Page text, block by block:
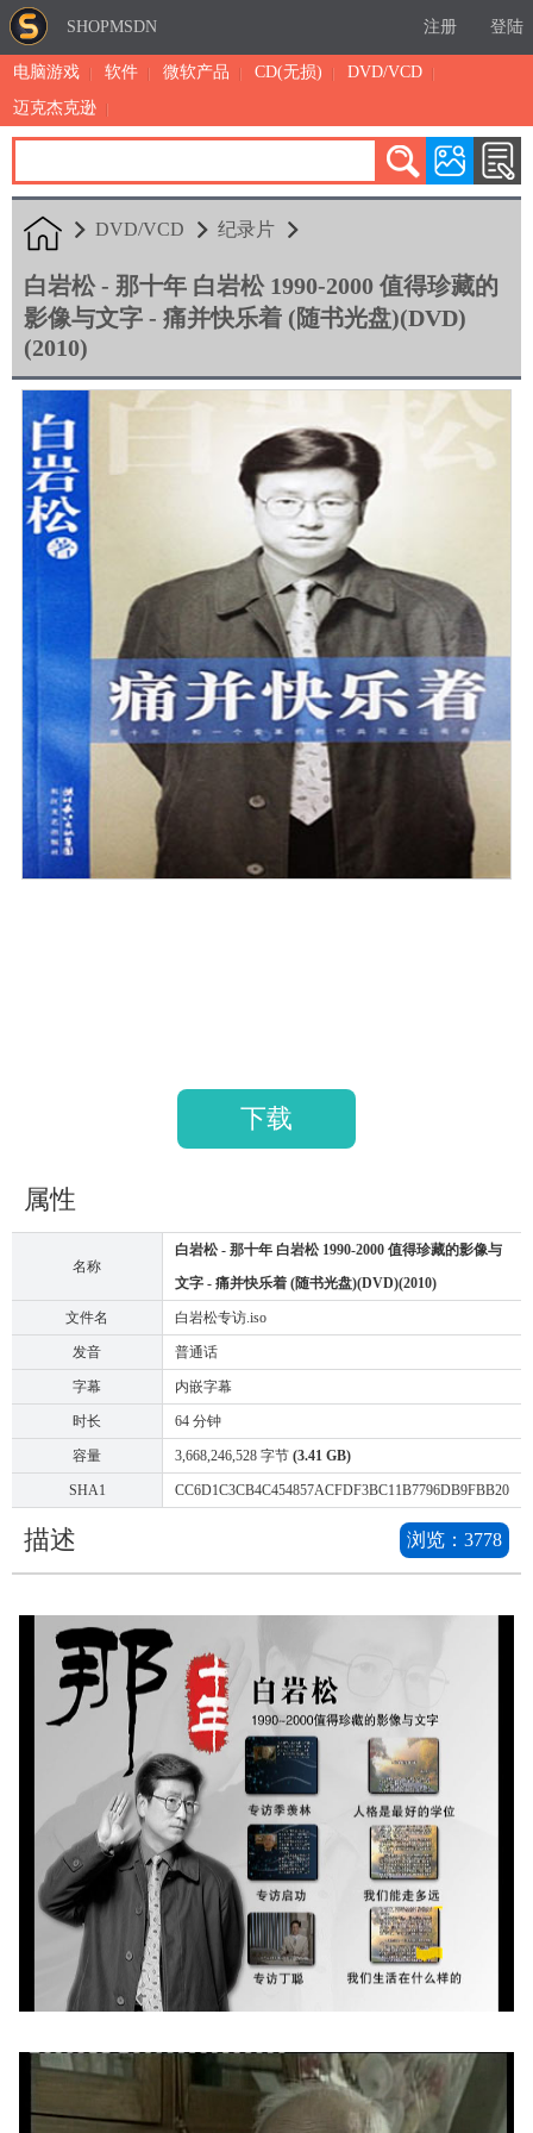
SHOPMSDN 注册 登陆
电脑游戏 软件 微软产品 CD(无损)
DVD/VCD
迈克杰克逊
累计注册：4879
DVD/VCD 纪录片
白岩松 - 那十年 白岩松 1990-2000 值得珍藏的
影像与文字 - 痛并快乐着 (随书光盘)(DVD)
(2010)
下载
属性
名称
白岩松 - 那十年 白岩松 1990-2000 值得珍藏的影像与
文字 - 痛并快乐着 (随书光盘)(DVD)(2010)
文件名 白岩松专访.iso
发音 普通话
字幕 内嵌字幕
时长 64 分钟
容量 3,668,246,528 字节 (3.41 GB)
SHA1 CC6D1C3CB4C454857ACFDF3BC11B7796DB9FBB20
描述 浏览： 3778